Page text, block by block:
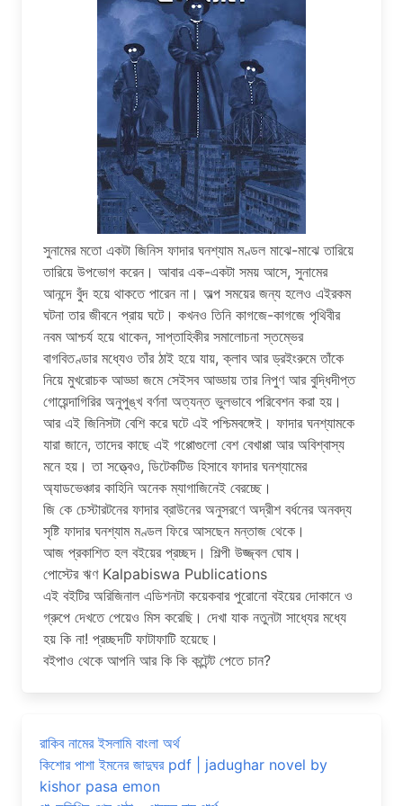
সুনামের মতো একটা জিনিস ফাদার ঘনশ্যাম মণ্ডল মাঝে-মাঝে তারিয়ে
তারিয়ে উপভোগ করেন। আবার এক-একটা সময় আসে, সুনামের
আনন্দে বুঁদ হয়ে থাকতে পারেন না। অল্প সময়ের জন্য হলেও এইরকম
ঘটনা তার জীবনে প্রায় ঘটে। কখনও তিনি কাগজে-কাগজে পৃথিবীর
নবম আশ্চর্য হয়ে থাকেন, সাপ্তাহিকীর সমালোচনা স্তম্ভের
বাগবিতণ্ডার মধ্যেও তাঁর ঠাই হয়ে যায়, ক্লাব আর ড্রইংরুমে তাঁকে
নিয়ে মুখরোচক আড্ডা জমে সেইসব আড্ডায় তার নিপুণ আর বুদ্ধিদীপ্ত
গোয়েন্দাগিরির অনুপুঙ্খ বর্ণনা অত্যন্ত ভুলভাবে পরিবেশন করা হয়।
আর এই জিনিসটা বেশি করে ঘটে এই পশ্চিমবঙ্গেই। ফাদার ঘনশ্যামকে
যারা জানে, তাদের কাছে এই গপ্পোগুলো বেশ বেখাপ্পা আর অবিশ্বাস্য
মনে হয়। তা সত্ত্বেও, ডিটেকটিভ হিসাবে ফাদার ঘনশ্যামের
অ্যাডভেঞ্চার কাহিনি অনেক ম্যাগাজিনেই বেরচ্ছে।
জি কে চেস্টারটনের ফাদার ব্রাউনের অনুসরণে অদ্রীশ বর্ধনের অনবদ্য
সৃষ্টি ফাদার ঘনশ্যাম মণ্ডল ফিরে আসছেন মন্তাজ থেকে।
আজ প্রকাশিত হল বইয়ের প্রচ্ছদ। শিল্পী উজ্জ্বল ঘোষ।
পোস্টের ঋণ Kalpabiswa Publications
এই বইটির অরিজিনাল এডিশনটা কয়েকবার পুরোনো বইয়ের দোকানে ও
গ্রুপে দেখতে পেয়েও মিস করেছি। দেখা যাক নতুনটা সাধ্যের মধ্যে
হয় কি না! প্রচ্ছদটি ফাটাফাটি হয়েছে।
বইপাও থেকে আপনি আর কি কি কন্টেন্ট পেতে চান?
রাকিব নামের ইসলামি বাংলা অর্থ
কিশোর পাশা ইমনের জাদুঘর pdf | jadughar novel by
kishor pasa emon